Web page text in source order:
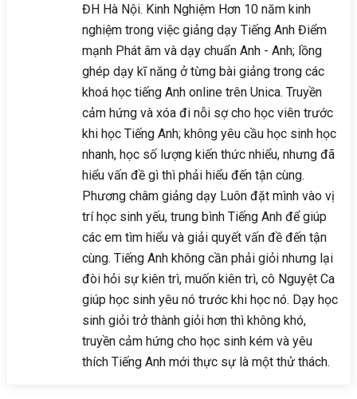
ĐH Hà Nội. Kinh Nghiệm Hơn 10 năm kinh
nghiệm trong việc giảng dạy Tiếng Anh Điểm
mạnh Phát âm và dạy chuẩn Anh - Anh; lồng
ghép dạy kĩ năng ở từng bài giảng trong các
khoá học tiếng Anh online trên Unica. Truyền
cảm hứng và xóa đi nỗi sợ cho học viên trước
khi học Tiếng Anh; không yêu cầu học sinh học
nhanh, học số lượng kiến thức nhiểu, nhưng đã
hiểu vấn đề gì thì phải hiểu đến tận cùng.
Phương châm giảng dạy Luôn đặt mình vào vị
trí học sinh yếu, trung bình Tiếng Anh để giúp
các em tìm hiểu và giải quyết vấn đề đến tận
cùng. Tiếng Anh không cần phải giỏi nhưng lại
đòi hỏi sự kiên trì, muốn kiên trì, cô Nguyệt Ca
giúp học sinh yêu nó trước khi học nó. Dạy học
sinh giỏi trở thành giỏi hơn thì không khó,
truyền cảm hứng cho học sinh kém và yêu
thích Tiếng Anh mới thực sự là một thử thách.